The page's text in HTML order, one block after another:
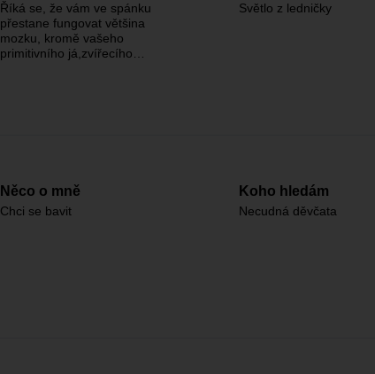
Říká se, že vám ve spánku
přestane fungovat většina
mozku, kromě vašeho
primitivního já,zvířecího…
Světlo z ledničky
Něco o mně
Chci se bavit
Koho hledám
Necudná děvčata